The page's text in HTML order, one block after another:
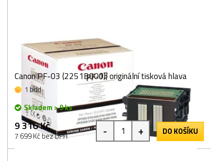
Canon PF-03 (2251B001), originální tisková hlava
1 bod
Skladem > 9 ks
9 316 Kč
7 699 Kč bez DPH - + DO KOŠÍKU